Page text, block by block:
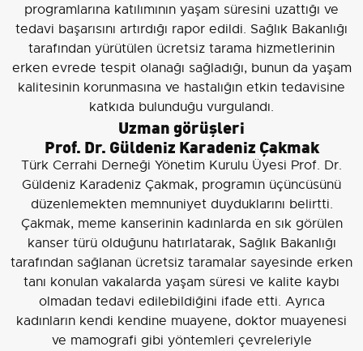
programlarına katılımının yaşam süresini uzattığı ve
tedavi başarısını artırdığı rapor edildi. Sağlık Bakanlığı
tarafından yürütülen ücretsiz tarama hizmetlerinin
erken evrede tespit olanağı sağladığı, bunun da yaşam
kalitesinin korunmasına ve hastalığın etkin tedavisine
katkıda bulunduğu vurgulandı.
Uzman görüşleri
Prof. Dr. Güldeniz Karadeniz Çakmak
Türk Cerrahi Derneği Yönetim Kurulu Üyesi Prof. Dr.
Güldeniz Karadeniz Çakmak, programın üçüncüsünü
düzenlemekten memnuniyet duyduklarını belirtti.
Çakmak, meme kanserinin kadınlarda en sık görülen
kanser türü olduğunu hatırlatarak, Sağlık Bakanlığı
tarafından sağlanan ücretsiz taramalar sayesinde erken
tanı konulan vakalarda yaşam süresi ve kalite kaybı
olmadan tedavi edilebildiğini ifade etti. Ayrıca
kadınların kendi kendine muayene, doktor muayenesi
ve mamografi gibi yöntemleri çevreleriyle